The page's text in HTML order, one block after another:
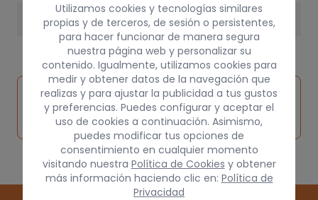
PESO
Inspeccionar
vehículo de
origen
Solicitar
pieza
Consultar
por
Utilizamos cookies y tecnologías similares
propias y de terceros, de sesión o persistentes,
para hacer funcionar de manera segura
nuestra página web y personalizar su
contenido. Igualmente, utilizamos cookies para
medir y obtener datos de la navegación que
realizas y para ajustar la publicidad a tus gustos
y preferencias. Puedes configurar y aceptar el
uso de cookies a continuación. Asimismo,
puedes modificar tus opciones de
consentimiento en cualquier momento
visitando nuestra Política de Cookies y obtener
más información haciendo clic en: Política de
Privacidad